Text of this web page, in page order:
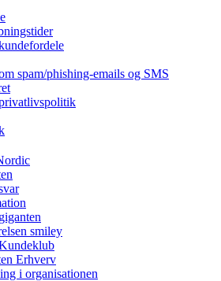
spam/phishing-emails og SMS
smiley
Erhverv
i organisationen